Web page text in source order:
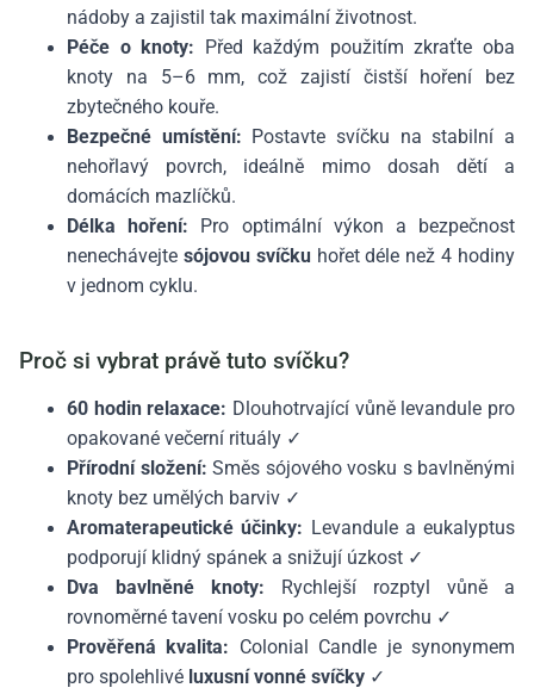
nádoby a zajistil tak maximální životnost.
Péče o knoty: Před každým použitím zkraťte oba
knoty na 5–6 mm, což zajistí čistší hoření bez
zbytečného kouře.
Bezpečné umístění: Postavte svíčku na stabilní a
nehořlavý povrch, ideálně mimo dosah dětí a
domácích mazlíčků.
Délka hoření: Pro optimální výkon a bezpečnost
nenechávejte sójovou svíčkuhořet déle než 4 hodiny
v jednom cyklu.
Proč si vybrat právě tuto svíčku?
60 hodin relaxace: Dlouhotrvající vůně levandule pro
opakované večerní rituály ✓
Přírodní složení: Směs sójového vosku s bavlněnými
knoty bez umělých barviv ✓
Aromaterapeutické účinky: Levandule a eukalyptus
podporují klidný spánek a snižují úzkost ✓
Dva bavlněné knoty: Rychlejší rozptyl vůně a
rovnoměrné tavení vosku po celém povrchu ✓
Prověřená kvalita: Colonial Candle je synonymem
pro spolehlivé luxusní vonné svíčky ✓